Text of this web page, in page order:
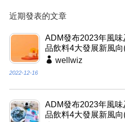
近期發表的文章
ADM發布2023年風
品飲料4大發展新風向
wellwiz
2022-12-16
ADM發布2023年風
品飲料4大發展新風向